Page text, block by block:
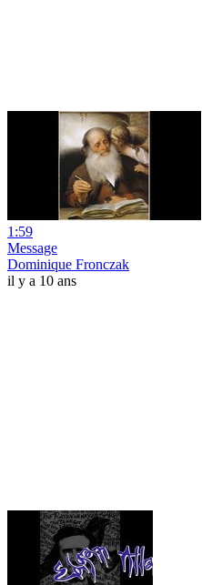
1:59
Message
Dominique Fronczak
il y a 10 ans